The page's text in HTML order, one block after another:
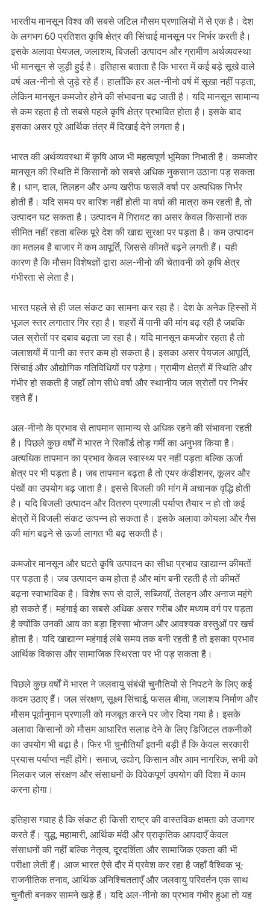
भारतीय मानसून विश्व की सबसे जटिल मौसम प्रणालियों में से एक है। देश
के लगभग 60 प्रतिशत कृषि क्षेत्र की सिंचाई मानसून पर निर्भर करती है।
इसके अलावा पेयजल, जलाशय, बिजली उत्पादन और ग्रामीण अर्थव्यवस्था
भी मानसून से जुड़ी हुई है। इतिहास बताता है कि भारत में कई बड़े सूखे वाले
वर्ष अल-नीनो से जुड़े रहे हैं। हालाँकि हर अल-नीनो वर्ष में सूखा नहीं पड़ता,
लेकिन मानसून कमजोर होने की संभावना बढ़ जाती है। यदि मानसून सामान्य
से कम रहता है तो सबसे पहले कृषि क्षेत्र प्रभावित होता है। इसके बाद
इसका असर पूरे आर्थिक तंत्र में दिखाई देने लगता है।
भारत की अर्थव्यवस्था में कृषि आज भी महत्वपूर्ण भूमिका निभाती है। कमजोर
मानसून की स्थिति में किसानों को सबसे अधिक नुकसान उठाना पड़ सकता
है। धान, दाल, तिलहन और अन्य खरीफ फसलें वर्षा पर अत्यधिक निर्भर
होती हैं। यदि समय पर बारिश नहीं होती या वर्षा की मात्रा कम रहती है, तो
उत्पादन घट सकता है। उत्पादन में गिरावट का असर केवल किसानों तक
सीमित नहीं रहता बल्कि पूरे देश की खाद्य सुरक्षा पर पड़ता है। कम उत्पादन
का मतलब है बाजार में कम आपूर्ति, जिससे कीमतें बढ़ने लगती हैं। यही
कारण है कि मौसम विशेषज्ञों द्वारा अल-नीनो की चेतावनी को कृषि क्षेत्र
गंभीरता से लेता है।
भारत पहले से ही जल संकट का सामना कर रहा है। देश के अनेक हिस्सों में
भूजल स्तर लगातार गिर रहा है। शहरों में पानी की मांग बढ़ रही है जबकि
जल स्रोतों पर दबाव बढ़ता जा रहा है। यदि मानसून कमजोर रहता है तो
जलाशयों में पानी का स्तर कम हो सकता है। इसका असर पेयजल आपूर्ति,
सिंचाई और औद्योगिक गतिविधियों पर पड़ेगा। ग्रामीण क्षेत्रों में स्थिति और
गंभीर हो सकती है जहाँ लोग सीधे वर्षा और स्थानीय जल स्रोतों पर निर्भर
रहते हैं।
अल-नीनो के प्रभाव से तापमान सामान्य से अधिक रहने की संभावना रहती
है। पिछले कुछ वर्षों में भारत ने रिकॉर्ड तोड़ गर्मी का अनुभव किया है।
अत्यधिक तापमान का प्रभाव केवल स्वास्थ्य पर नहीं पड़ता बल्कि ऊर्जा
क्षेत्र पर भी पड़ता है। जब तापमान बढ़ता है तो एयर कंडीशनर, कूलर और
पंखों का उपयोग बढ़ जाता है। इससे बिजली की मांग में अचानक वृद्धि होती
है। यदि बिजली उत्पादन और वितरण प्रणाली पर्याप्त तैयार न हो तो कई
क्षेत्रों में बिजली संकट उत्पन्न हो सकता है। इसके अलावा कोयला और गैस
की मांग बढ़ने से ऊर्जा लागत भी बढ़ सकती है।
कमजोर मानसून और घटते कृषि उत्पादन का सीधा प्रभाव खाद्यान्न कीमतों
पर पड़ता है। जब उत्पादन कम होता है और मांग बनी रहती है तो कीमतें
बढ़ना स्वाभाविक है। विशेष रूप से दालें, सब्जियाँ, तेलहन और अनाज महंगे
हो सकते हैं। महंगाई का सबसे अधिक असर गरीब और मध्यम वर्ग पर पड़ता
है क्योंकि उनकी आय का बड़ा हिस्सा भोजन और आवश्यक वस्तुओं पर खर्च
होता है। यदि खाद्यान्न महंगाई लंबे समय तक बनी रहती है तो इसका प्रभाव
आर्थिक विकास और सामाजिक स्थिरता पर भी पड़ सकता है।
पिछले कुछ वर्षों में भारत ने जलवायु संबंधी चुनौतियों से निपटने के लिए कई
कदम उठाए हैं। जल संरक्षण, सूक्ष्म सिंचाई, फसल बीमा, जलाशय निर्माण और
मौसम पूर्वानुमान प्रणाली को मजबूत करने पर जोर दिया गया है। इसके
अलावा किसानों को मौसम आधारित सलाह देने के लिए डिजिटल तकनीकों
का उपयोग भी बढ़ा है। फिर भी चुनौतियाँ इतनी बड़ी हैं कि केवल सरकारी
प्रयास पर्याप्त नहीं होंगे। समाज, उद्योग, किसान और आम नागरिक, सभी को
मिलकर जल संरक्षण और संसाधनों के विवेकपूर्ण उपयोग की दिशा में काम
करना होगा।
इतिहास गवाह है कि संकट ही किसी राष्ट्र की वास्तविक क्षमता को उजागर
करते हैं। युद्ध, महामारी, आर्थिक मंदी और प्राकृतिक आपदाएँ केवल
संसाधनों की नहीं बल्कि नेतृत्व, दूरदर्शिता और सामाजिक एकता की भी
परीक्षा लेती हैं। आज भारत ऐसे दौर में प्रवेश कर रहा है जहाँ वैश्विक भू-
राजनीतिक तनाव, आर्थिक अनिश्चितताएँ और जलवायु परिवर्तन एक साथ
चुनौती बनकर सामने खड़े हैं। यदि अल-नीनो का प्रभाव गंभीर हुआ तो यह